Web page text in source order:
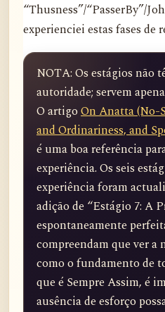
“Thusness”/“PasserBy”/
experienciei estas fases de
NOTA: Os estágios não
autoridade; servem
O artigo On Anatta (No-
and Ordinariness, and
é uma boa referência
experiência. Os seis
experiência foram
adição de “Estágio 7: A
espontaneamente
compreendam que ver a
como o fundamento de
que é Sempre Assim, é
ausência de esforço